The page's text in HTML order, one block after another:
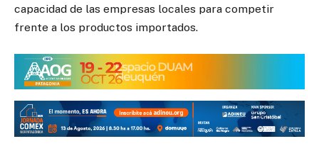
capacidad de las empresas locales para competir
frente a los productos importados.